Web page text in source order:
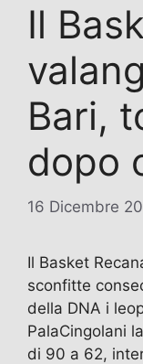
Il
Bari,
dopo
16 Dicembre
Il Basket
sconfitte
della DNA i
PalaCingolani
di 90 a 62,